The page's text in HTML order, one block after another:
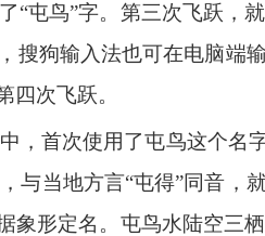
屯鸟”字。第三次飞跃，
搜狗输入法也可在电脑端
四次飞跃。
，首次使用了屯鸟这个名
当地方言“屯得”同音，
象形定名。屯鸟水陆空三